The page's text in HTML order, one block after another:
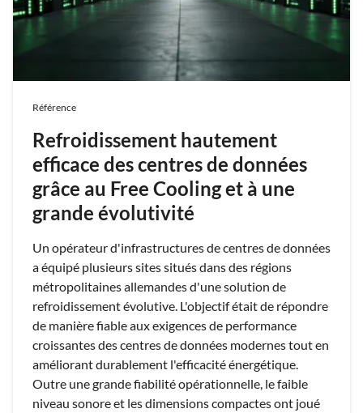
Référence
Refroidissement hautement
efficace des centres de données
grâce au Free Cooling et à une
grande évolutivité
Un opérateur d'infrastructures de centres de données
a équipé plusieurs sites situés dans des régions
métropolitaines allemandes d'une solution de
refroidissement évolutive. L'objectif était de répondre
de manière fiable aux exigences de performance
croissantes des centres de données modernes tout en
améliorant durablement l'efficacité énergétique.
Outre une grande fiabilité opérationnelle, le faible
niveau sonore et les dimensions compactes ont joué